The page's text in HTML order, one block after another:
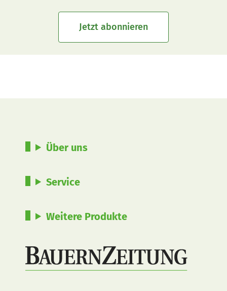
Jetzt abonnieren
Über uns
Service
Weitere Produkte